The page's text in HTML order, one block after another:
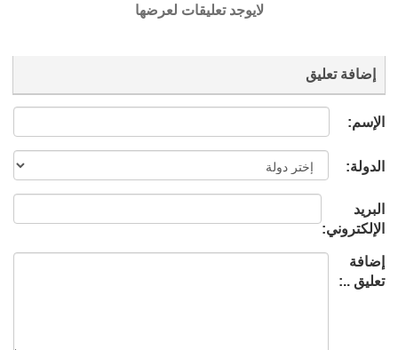
لايوجد تعليقات لعرضها
إضافة تعليق
الإسم:
الدولة:
البريد
الإلكتروني:
إضافة
تعليق ..: